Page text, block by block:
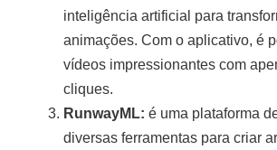
inteligência artificial para
animações. Com o aplicativo, é
vídeos impressionantes com
cliques.
RunwayML: é uma plataforma
diversas ferramentas para criar